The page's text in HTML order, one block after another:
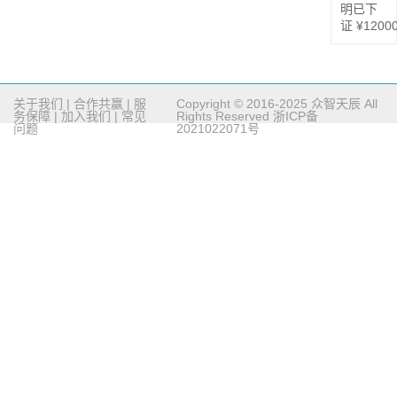
明已下
证
关于我们 | 合作共赢 | 服
务保障 | 加入我们 | 常见
问题
Copyright © 2016-2025 众智天辰 All
Rights Reserved 浙ICP备
2021022071号